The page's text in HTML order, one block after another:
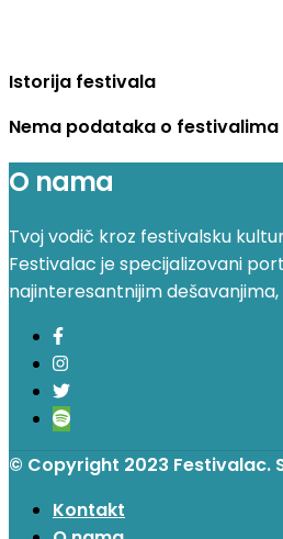
Istorija festivala
Nema podataka o
O nama
Tvoj vodič kroz festivalsku
Festivalac je specijalizovani
najinteresantnijim
© Copyright 2023 Festivalac.
Kontakt